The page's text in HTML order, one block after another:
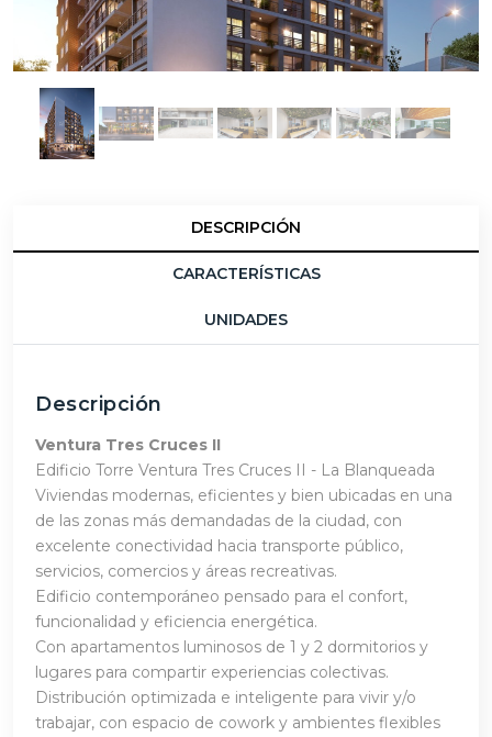
DESCRIPCIÓN
CARACTERÍSTICAS
UNIDADES
Descripción
Ventura Tres Cruces II
Edificio Torre Ventura Tres Cruces II - La Blanqueada
Viviendas modernas, eficientes y bien ubicadas en una
de las zonas más demandadas de la ciudad, con
excelente conectividad hacia transporte público,
servicios, comercios y áreas recreativas.
Edificio contemporáneo pensado para el confort,
funcionalidad y eficiencia energética.
Con apartamentos luminosos de 1 y 2 dormitorios y
lugares para compartir experiencias colectivas.
Distribución optimizada e inteligente para vivir y/o
trabajar, con espacio de cowork y ambientes flexibles